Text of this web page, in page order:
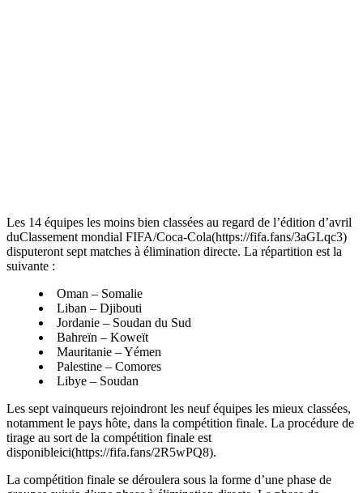
Les 14 équipes les moins bien classées au regard de l’édition d’avril
duClassement mondial FIFA/Coca-Cola(https://fifa.fans/3aGLqc3)
disputeront sept matches à élimination directe. La répartition est la
suivante :
Oman – Somalie
Liban – Djibouti
Jordanie – Soudan du Sud
Bahreïn – Koweït
Mauritanie – Yémen
Palestine – Comores
Libye – Soudan
Les sept vainqueurs rejoindront les neuf équipes les mieux classées,
notamment le pays hôte, dans la compétition finale. La procédure de
tirage au sort de la compétition finale est
disponibleici(https://fifa.fans/2R5wPQ8).
La compétition finale se déroulera sous la forme d’une phase de